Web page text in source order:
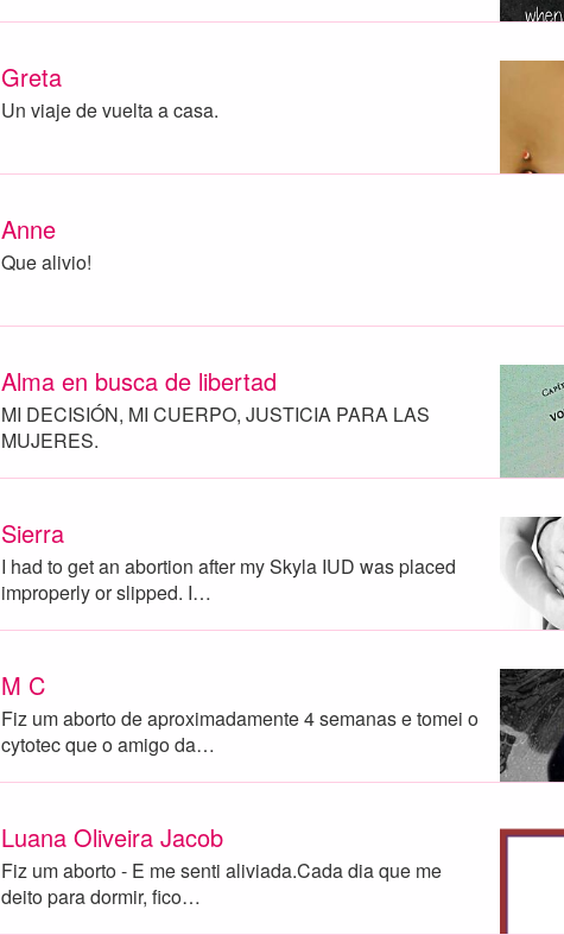
Greta
Un viaje de vuelta a casa.
Anne
Que alivio!
Alma en busca de libertad
MI DECISIÓN, MI CUERPO, JUSTICIA PARA LAS
MUJERES.
Sierra
I had to get an abortion after my Skyla IUD was placed
improperly or slipped. I…
M C
Fiz um aborto de aproximadamente 4 semanas e tomei o
cytotec que o amigo da…
Luana Oliveira Jacob
Fiz um aborto - E me senti aliviada.Cada dia que me
deito para dormir, fico…